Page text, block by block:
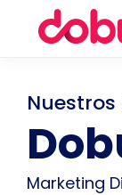
Marketing